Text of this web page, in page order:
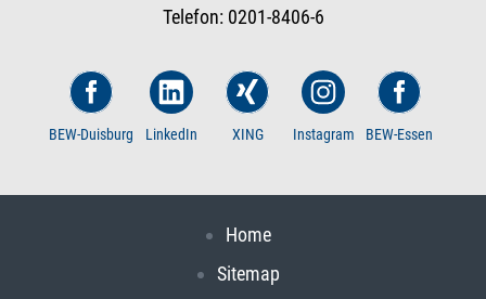
Telefon: 0201-8406-6
BEW-Duisburg LinkedIn XING Instagram BEW-Essen
Home
Sitemap